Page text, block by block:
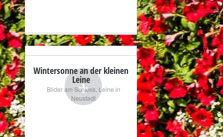
+
Wintersonne an der kleinen
Leine
Bilder am Schloss, Leine in
Neustadt